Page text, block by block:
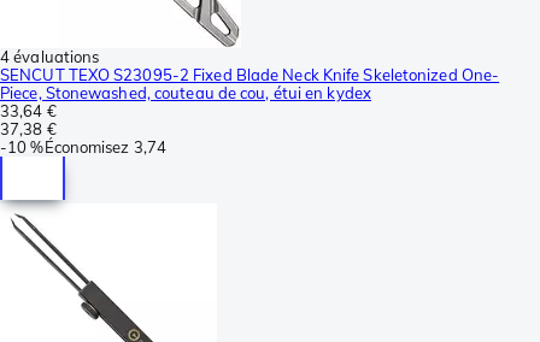
4 évaluations
SENCUT TEXO S23095-2 Fixed Blade Neck Knife Skeletonized One-
Piece, Stonewashed, couteau de cou, étui en kydex
33,64 €
37,38 €
-10 %Économisez 3,74